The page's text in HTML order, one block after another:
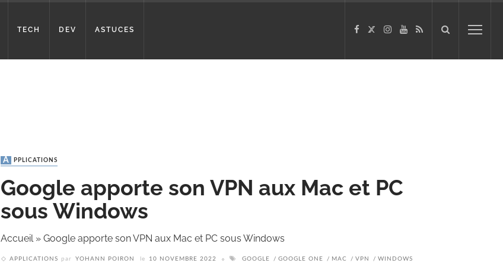
TECH DEV ASTUCES
APPLICATIONS
Google apporte son VPN aux Mac et PC
sous Windows
Accueil» Google apporte son VPN aux Mac et PC sous Windows
APPLICATIONS par YOHANN POIRON le 10 NOVEMBRE 2022 GOOGLE GOOGLE ONE MAC VPN WINDOWS